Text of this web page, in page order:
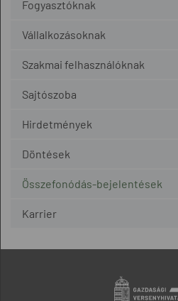
Fogyasztóknak
Vállalkozásoknak
Szakmai felhasználóknak
Sajtószoba
Hirdetmények
Döntések
Összefonódás-bejelentések
Karrier